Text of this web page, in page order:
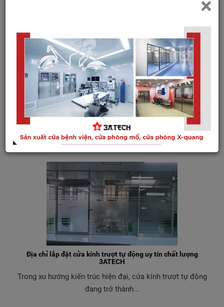
Sản xuất cửa phòng mổ chất lượng cao - giải pháp đồng bộ
cho bệnh viện hiện đại từ 3ATECH
Trong môi trường y tế hiện đại, các tiêu chuẩn về vô trùng,
an toàn và kiểm...
Địa chỉ lắp đặt cửa kính trượt tự động uy tín chất lượng
3ATECH
Trong xu hướng kiến trúc hiện đại, cửa kính trượt tự động
đang trở thành...
×